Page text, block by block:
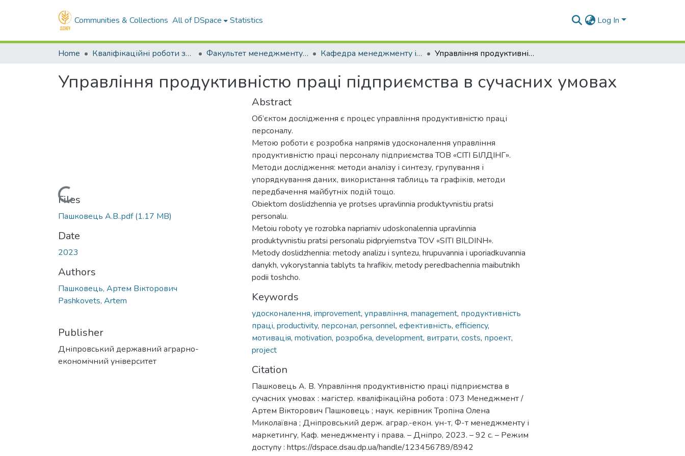
Communities & Collections All of DSpace Statistics Log In
Home Кваліфікаційні роботи здобувачів вищої освіти Факультет менеджменту і маркетингу Кафедра менеджменту і права. Магістри Управління продуктивністю праці підприємства в сучасних умовах
Управління продуктивністю праці підприємства в сучасних умовах
Loading...
Files
Пашковець А.В..pdf(1.17 MB)
Date
2023
Authors
Пашковець, Артем Вікторович
Pashkovets, Artem
Publisher
Дніпровський державний аграрно-
економічний університет
Abstract
Об’єктом дослідження є процес управління продуктивністю праці
персоналу.
Метою роботи є розробка напрямів удосконалення управління
продуктивністю праці персоналу підприємства ТОВ «СІТІ БІЛДІНГ».
Методи дослідження: методи аналізу і синтезу, групування і
упорядкування даних, використання таблиць та графіків, методи
передбачення майбутніх подій тощо.
Obiektom doslidzhennia ye protses upravlinnia produktyvnistiu pratsi
personalu.
Metoiu roboty ye rozrobka napriamiv udoskonalennia upravlinnia
produktyvnistiu pratsi personalu pidpryiemstva TOV «SITI BILDINH».
Metody doslidzhennia: metody analizu i syntezu, hrupuvannia i uporiadkuvannia
danykh, vykorystannia tablyts ta hrafikiv, metody peredbachennia maibutnikh
podii toshcho.
Keywords
удосконалення, improvement, управління, management, продуктивність
праці, productivity, персонал, personnel, ефективність, efficiency,
мотивація, motivation, розробка, development, витрати, costs, проект,
project
Citation
Пашковець А. В. Управління продуктивністю праці підприємства в
сучасних умовах : магістер. кваліфікаційна робота : 073 Менеджмент /
Артем Вікторович Пашковець ; наук. керівник Тропіна Олена
Миколаївна ; Дніпровський держ. аграр.-екон. ун-т, Ф-т менеджменту і
маркетингу, Каф. менеджменту і права. – Дніпро, 2023. – 92 с. – Режим
доступу : https://dspace.dsau.dp.ua/handle/123456789/8942